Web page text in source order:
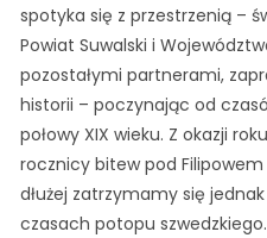
spotyka się z przestrzenią –
Powiat Suwalski i
pozostałymi partnerami,
historii – poczynając od
połowy XIX wieku. Z okazji
rocznicy bitew pod
dłużej zatrzymamy się
czasach potopu szwedzkiego.